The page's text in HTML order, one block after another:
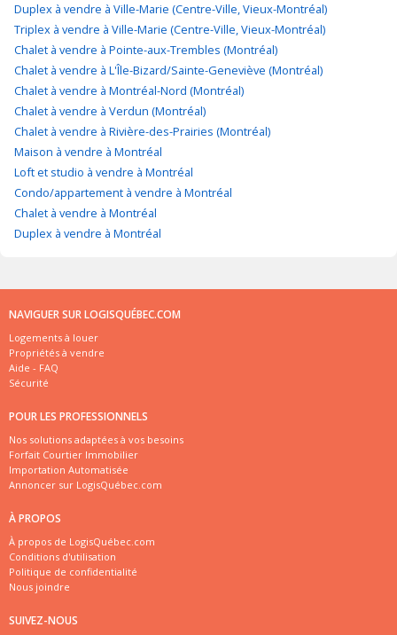
Duplex à vendre à Ville-Marie (Centre-Ville, Vieux-Montréal)
Triplex à vendre à Ville-Marie (Centre-Ville, Vieux-Montréal)
Chalet à vendre à Pointe-aux-Trembles (Montréal)
Chalet à vendre à L'Île-Bizard/Sainte-Geneviève (Montréal)
Chalet à vendre à Montréal-Nord (Montréal)
Chalet à vendre à Verdun (Montréal)
Chalet à vendre à Rivière-des-Prairies (Montréal)
Maison à vendre à Montréal
Loft et studio à vendre à Montréal
Condo/appartement à vendre à Montréal
Chalet à vendre à Montréal
Duplex à vendre à Montréal
NAVIGUER SUR LOGISQUÉBEC.COM
Logements à louer
Propriétés à vendre
Aide - FAQ
Sécurité
POUR LES PROFESSIONNELS
Nos solutions adaptées à vos besoins
Forfait Courtier Immobilier
Importation Automatisée
Annoncer sur LogisQuébec.com
À PROPOS
À propos de LogisQuébec.com
Conditions d'utilisation
Politique de confidentialité
Nous joindre
SUIVEZ-NOUS